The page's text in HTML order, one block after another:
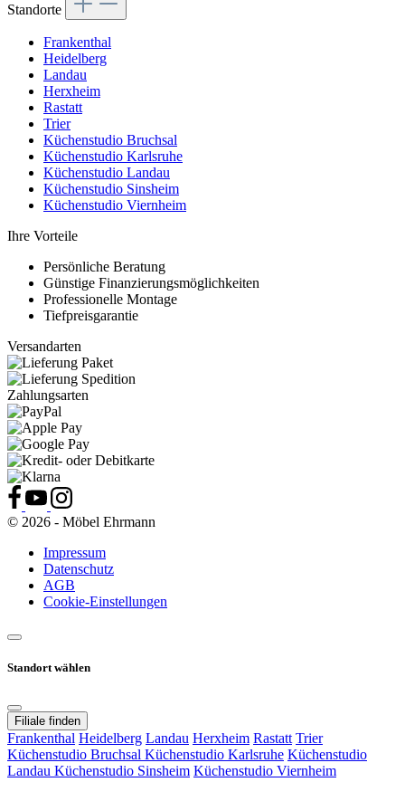
Standorte
Frankenthal
Heidelberg
Landau
Herxheim
Rastatt
Trier
Küchenstudio Bruchsal
Küchenstudio Karlsruhe
Küchenstudio Landau
Küchenstudio Sinsheim
Küchenstudio Viernheim
Ihre Vorteile
Persönliche Beratung
Günstige Finanzierungsmöglichkeiten
Professionelle Montage
Tiefpreisgarantie
Versandarten
Zahlungsarten
© 2026 - Möbel Ehrmann
Impressum
Datenschutz
AGB
Cookie-Einstellungen
Standort wählen
Filiale finden
Frankenthal Heidelberg Landau Herxheim Rastatt Trier
Küchenstudio Bruchsal Küchenstudio Karlsruhe Küchenstudio
Landau Küchenstudio Sinsheim Küchenstudio Viernheim